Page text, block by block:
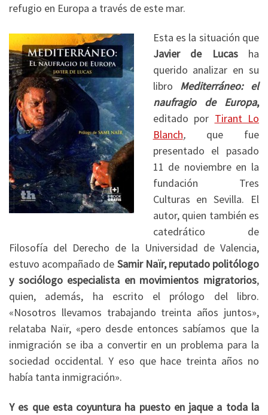
refugio en Europa a través de este mar.
Esta es la situación que
Javier de Lucasha
querido analizar en su
libro Mediterráneo: el
naufragio de Europa,
editado por Tirant Lo
Blanch,que fue
presentado el pasado
11 de noviembre en la
fundación Tres
Culturas en Sevilla. El
autor, quien también es
catedrático de
Filosofía del Derecho de la Universidad de Valencia,
estuvo acompañado de Samir Naïr, reputado politólogo
y sociólogo especialista en movimientos migratorios,
quien, además, ha escrito el prólogo del libro.
«Nosotros llevamos trabajando treinta años juntos»,
relataba Naïr, «pero desde entonces sabíamos que la
inmigración se iba a convertir en un problema para la
sociedad occidental. Y eso que hace treinta años no
había tanta inmigración».
Y es que esta coyuntura ha puesto en jaque a toda la